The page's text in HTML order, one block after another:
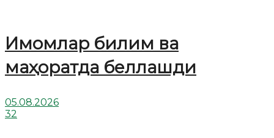
Имомлар билим ва
маҳоратда беллашди
05.08.2026
32